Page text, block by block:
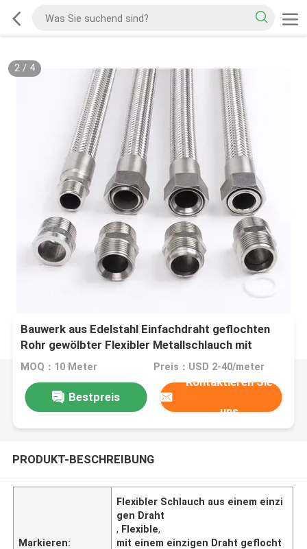
2/ 4
Bauwerk aus Edelstahl Einfachdraht geflochten
Rohr gewölbter Flexibler Metallschlauch mit
Einbauteil
MOQ：10 Meter Preis：USD 2-40/meter
Bestpreis
Kontaktieren Sie
uns
PRODUKT-BESCHREIBUNG
Markieren:
Flexibler Schlauch aus einem einzi
gen Draht
, Flexible,
mit einem einzigen Draht geflocht